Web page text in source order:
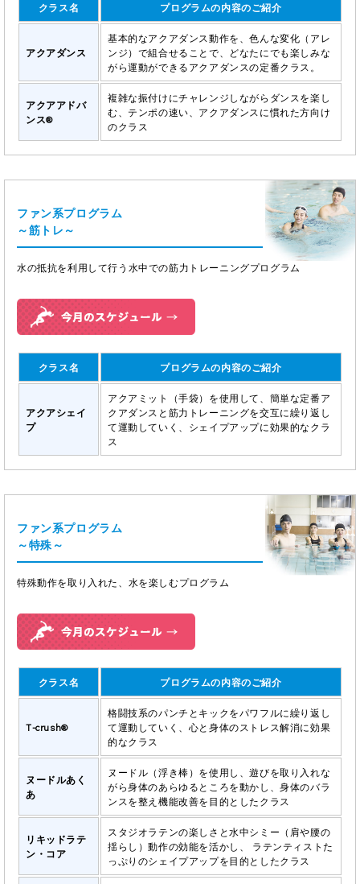
クラス名 プログラムの内容のご紹介
アクアダンス
基本的なアクアダンス動作を、色んな変化（アレ
ンジ）で組合せることで、どなたにでも楽しみな
がら運動ができるアクアダンスの定番クラス。
アクアアドバ
ンス®
複雑な振付けにチャレンジしながらダンスを楽し
む、テンポの速い、アクアダンスに慣れた方向け
のクラス
ファン系プログラム
～筋トレ～
水の抵抗を利用して行う水中での筋力トレーニングプログラム
クラス名 プログラムの内容のご紹介
アクアシェイ
プ
アクアミット（手袋）を使用して、簡単な定番ア
クアダンスと筋力トレーニングを交互に繰り返し
て運動していく、シェイプアップに効果的なクラ
ス
ファン系プログラム
～特殊～
特殊動作を取り入れた、水を楽しむプログラム
クラス名 プログラムの内容のご紹介
T-crush®
格闘技系のパンチとキックをパワフルに繰り返し
て運動していく、心と身体のストレス解消に効果
的なクラス
ヌードルあく
あ
ヌードル（浮き棒）を使用し、遊びを取り入れな
がら身体のあらゆるところを動かし、身体のバラ
ンスを整え機能改善を目的としたクラス
リキッドラテ
ン・コア
スタジオラテンの楽しさと水中シミー（肩や腰の
揺らし）動作の効能を活かし、 ラテンティストた
っぷりのシェイプアップを目的としたクラス